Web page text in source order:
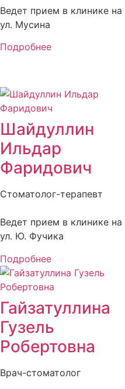
Ведет прием в клинике на
ул. Мусина
Подробнее
Шайдуллин
Ильдар
Фаридович
Стоматолог-терапевт
Ведет прием в клинике на
ул. Ю. Фучика
Подробнее
Гайзатуллина
Гузель
Робертовна
Врач-стоматолог